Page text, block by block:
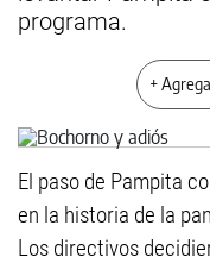
programa.
+
El paso de Pampita
en la historia de la
Los directivos